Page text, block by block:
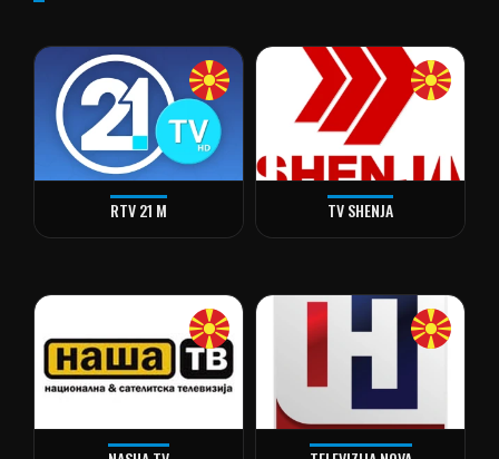
RTV 21 M TV SHENJA